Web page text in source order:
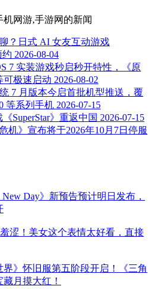
网游,手游网 的新闻
？日式 AI 女友互动游戏
约 2026-08-04
7 实装游戏秒启秒开特性，《原
可极速启动 2026-08-02
7 月版本今启首批机型推送，覆
等系列手机 2026-07-15
SuperStar》重返中国 2026-07-15
机》宣布将于2026年10月7日停服
New Day》新预告预计明日发布，
涩！美女这个表情太好看，直接
》怀旧服第五阶段开启！《三角
月摸大红！